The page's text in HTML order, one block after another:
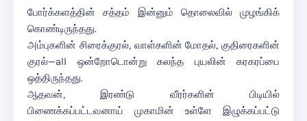
போர்க்களத்தின் சத்தம் இன்னும் தொலைவில் முழங்கிக்
கொண்டிருந்தது.
அம்புகளின் சிரைக்குரல், வாள்களின் மோதல், குதிரைகளின்
குரல்—all ஒன்றோடொன்று கலந்த புயலின் கரகரப்பை
ஒத்திருந்தது.
ஆதவன், இரண்டு வீரர்களின் பிடியில்
பிணைக்கப்பட்டவனாய் முகாமின் உள்ளே இழுக்கப்பட்டு